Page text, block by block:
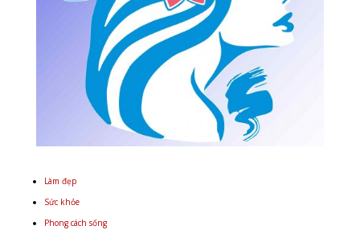
Làm đẹp
Sức khỏe
Phong cách sống